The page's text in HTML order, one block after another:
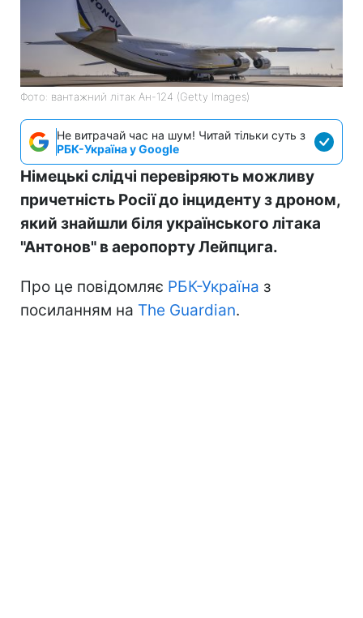
Фото: вантажний літак Ан-124 (Getty Images)
Не витрачай час на шум! Читай тільки суть з
РБК-Україна у Google
Німецькі слідчі перевіряють можливу
причетність Росії до інциденту з дроном,
який знайшли біля українського літака
"Антонов" в аеропорту Лейпцига.
Про це повідомляє РБК-Україна з
посиланням на The Guardian.